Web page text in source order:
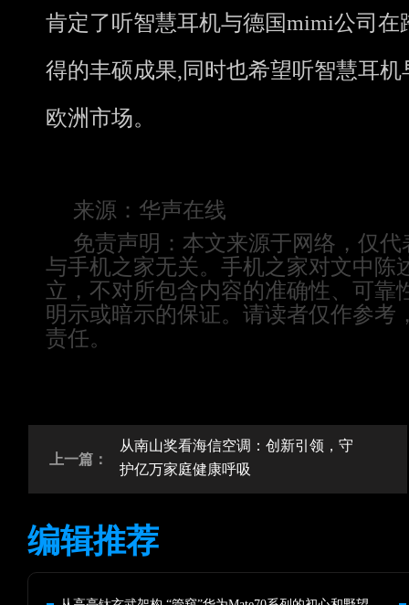
肯定了听智慧耳机与德国mimi公司在
得的丰硕成果,同时也希望听智慧耳
欧洲市场。
来源： 华声在线
免责声明：本文来源于网络，仅
与手机之家无关。手机之家对文中陈
立，不对所包含内容的准确性、可靠
明示或暗示的保证。请读者仅作参考
责任。
上一篇：
从南山奖看海信空调：创新引领，守
护亿万家庭健康呼吸
编辑推荐